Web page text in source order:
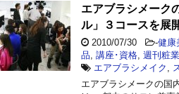
エアブラシメーク
ル」３コースを展
2010/07/30 -健康
品 講座･資格 週刊粧業
エアブラシメイク
エアブラシメークの国